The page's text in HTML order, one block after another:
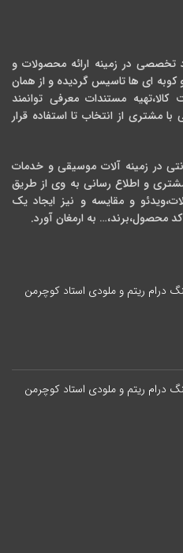
تخصصی در زمینه ارائه محصولات و
ای ها تاسیس گردیده و از همان
مستندات معرفی توانمند
مشتری از انتخاب تا استفاده قرار
در زمینه آلات موسیقی و خدمات
و اطلاع رسانی به وی از طریق
و مقایسه و نیز ایجاد یک
محصول،برند،… به ارمغان آورد.
ریتم و ملودی استاد کوچرمن
ریتم و ملودی استاد کوچرمن